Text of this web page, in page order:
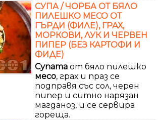
СУПА / ЧОРБА ОТ БЯЛО
ПИЛЕШКО МЕСО ОТ
ГЪРДИ (ФИЛЕ), ГРАХ,
МОРКОВИ, ЛУК И ЧЕРВЕН
ПИПЕР (БЕЗ КАРТОФИ И
ФИДЕ)
Супата от бяло пилешко
месо, грах и праз се
подправя със сол, черен
пипер и ситно нарязан
магданоз, и се сервира
гореща.